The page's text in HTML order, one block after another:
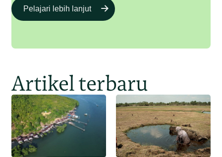
Pelajari lebih lanjut
Artikel terbaru